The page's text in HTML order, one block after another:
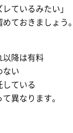
ているみたい」
ておきましょう。
以降は有料
ない
している
異なります。